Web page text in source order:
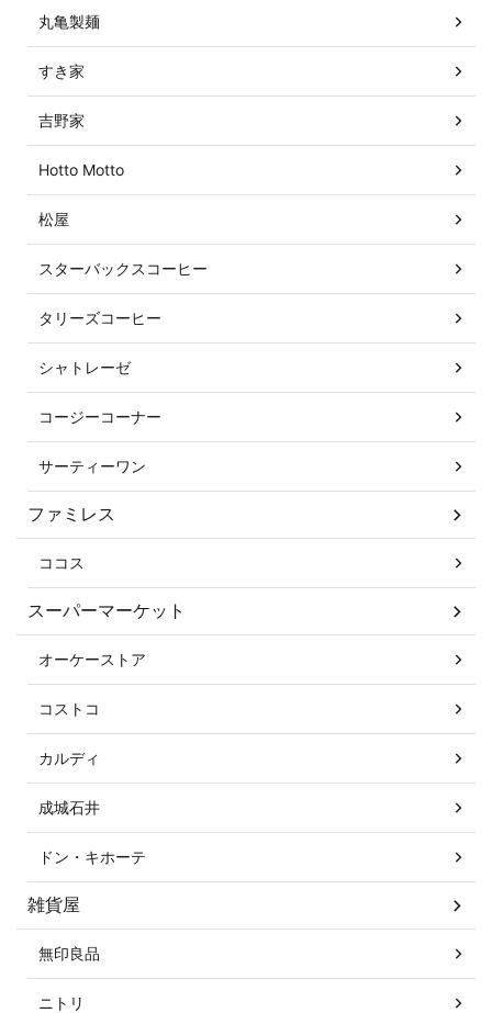
丸亀製麺
すき家
吉野家
Hotto Motto
松屋
スターバックスコーヒー
タリーズコーヒー
シャトレーゼ
コージーコーナー
サーティーワン
ファミレス
ココス
スーパーマーケット
オーケーストア
コストコ
カルディ
成城石井
ドン・キホーテ
雑貨屋
無印良品
ニトリ